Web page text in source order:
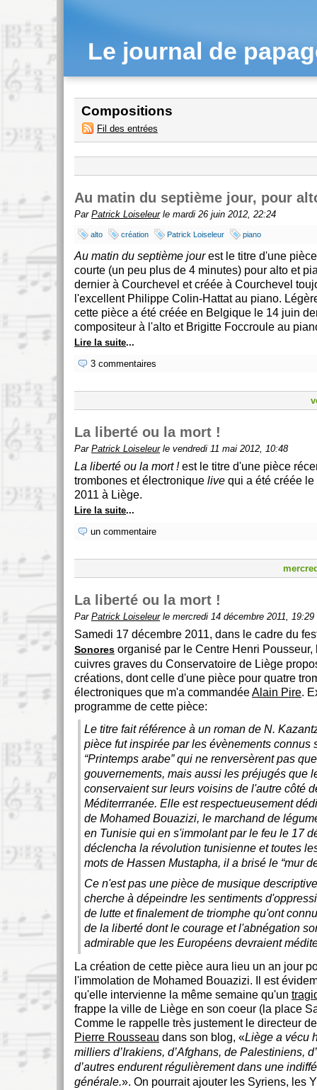
Le journal de
Compositions
Fil des entrées
Au matin du septième jour, pour
Par Patrick Loiseleurle mardi 26 juin 2012, 22:24
alto création Patrick Loiseleur piano
Au matin du septième jourest le titre d'une
courte (un peu plus de 4 minutes) pour alto et
dernier à Courchevel et créée à Courchevel
l'excellent Philippe Colin-Hattat au piano.
cette pièce a été créée en Belgique le 14 juin
compositeur à l'alto et Brigitte Foccroule au
Lire la suite...
3 commentaires
La liberté ou la mort !
Par Patrick Loiseleurle vendredi 11 mai 2012, 10:48
La liberté ou la mort !est le titre d'une pièce
trombones et électronique live qui a été créée
2011 à Liège.
Lire la suite...
un commentaire
La liberté ou la mort !
Par Patrick Loiseleurle mercredi 14 décembre 2011, 19:29
Samedi 17 décembre 2011, dans le cadre du
Sonores organisé par le Centre Henri Pousseur,
cuivres graves du Conservatoire de Liège
créations, dont celle d'une pièce pour quatre
électroniques que m'a commandéeAlain Pire.
programme de cette pièce:
Le titre fait référence à un roman de N.
pièce fut inspirée par les évènements connus
“Printemps arabe” qui ne renversèrent pas
gouvernements, mais aussi les préjugés que
conservaient sur leurs voisins de l'autre côté
Méditerrranée. Elle est respectueusement
de Mohamed Bouazizi, le marchand de
en Tunisie qui en s'immolant par le feu le 17
déclencha la révolution tunisienne et toutes
mots de Hassen Mustapha, il a brisé le “mur
Ce n'est pas une pièce de musique
cherche à dépeindre les sentiments
de lutte et finalement de triomphe qu'ont
de la liberté dont le courage et l'abnégation
admirable que les Européens devraient
La création de cette pièce aura lieu un an jour
l'immolation de Mohamed Bouazizi. Il est
qu'elle intervienne la même semaine qu'un
frappe la ville de Liège en son coeur (la place
Comme le rappelle très justement le directeur
Pierre Rousseau dans son blog,
Liège a vécu
milliers d’Irakiens, d’Afghans, de Palestiniens,
d’autres endurent régulièrement dans une
générale.
. On pourrait ajouter les Syriens, les